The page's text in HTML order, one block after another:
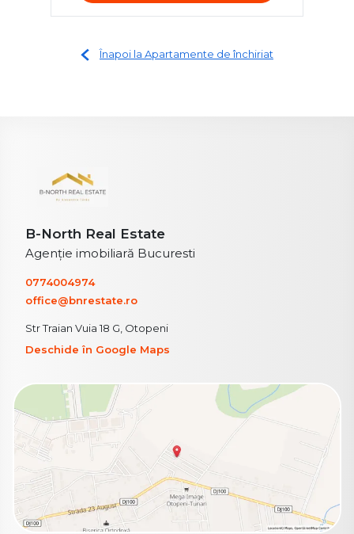
Înapoi la Apartamente de închiriat
B-North Real Estate
Agenție imobiliară Bucuresti
0774004974
office@bnrestate.ro
Str Traian Vuia 18 G, Otopeni
Deschide în Google Maps